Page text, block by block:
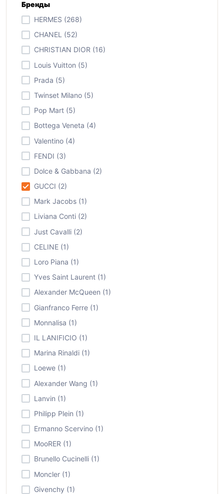
Бренды
HERMES (268)
CHANEL (52)
CHRISTIAN DIOR (16)
Louis Vuitton (5)
Prada (5)
Twinset Milano (5)
Pop Mart (5)
Bottega Veneta (4)
Valentino (4)
FENDI (3)
Dolce & Gabbana (2)
GUCCI (2)
Mark Jacobs (1)
Liviana Conti (2)
Just Cavalli (2)
CELINE (1)
Loro Piana (1)
Yves Saint Laurent (1)
Alexander McQueen (1)
Gianfranco Ferre (1)
Monnalisa (1)
IL LANIFICIO (1)
Marina Rinaldi (1)
Loewe (1)
Alexander Wang (1)
Lanvin (1)
Philipp Plein (1)
Ermanno Scervino (1)
MooRER (1)
Brunello Cucinelli (1)
Moncler (1)
Givenchy (1)